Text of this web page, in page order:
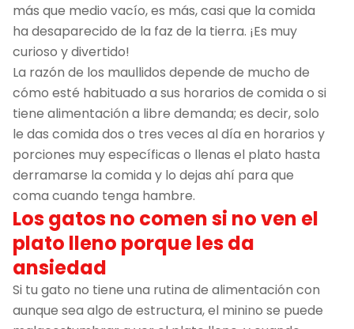
más que medio vacío, es más, casi que la comida
ha desaparecido de la faz de la tierra. ¡Es muy
curioso y divertido!
La razón de los maullidos depende de mucho de
cómo esté habituado a sus horarios de comida o si
tiene alimentación a libre demanda; es decir, solo
le das comida dos o tres veces al día en horarios y
porciones muy específicas o llenas el plato hasta
derramarse la comida y lo dejas ahí para que
coma cuando tenga hambre.
Los gatos no comen si no ven el
plato lleno porque les da
ansiedad
Si tu gato no tiene una rutina de alimentación con
aunque sea algo de estructura, el minino se puede